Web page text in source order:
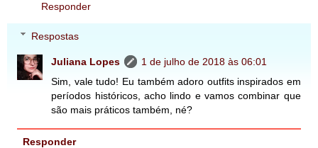
Responder
Respostas
Juliana Lopes
1 de julho de 2018 às 06:01
Sim, vale tudo! Eu também adoro outfits inspirados em
períodos históricos, acho lindo e vamos combinar que
são mais práticos também, né?
Responder